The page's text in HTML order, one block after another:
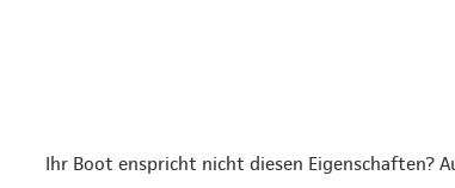
Ihr Boot enspricht nicht diesen Eigenschaften?